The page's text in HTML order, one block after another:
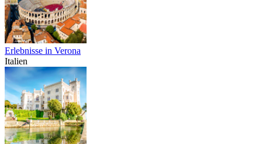
Erlebnisse in Verona
Italien